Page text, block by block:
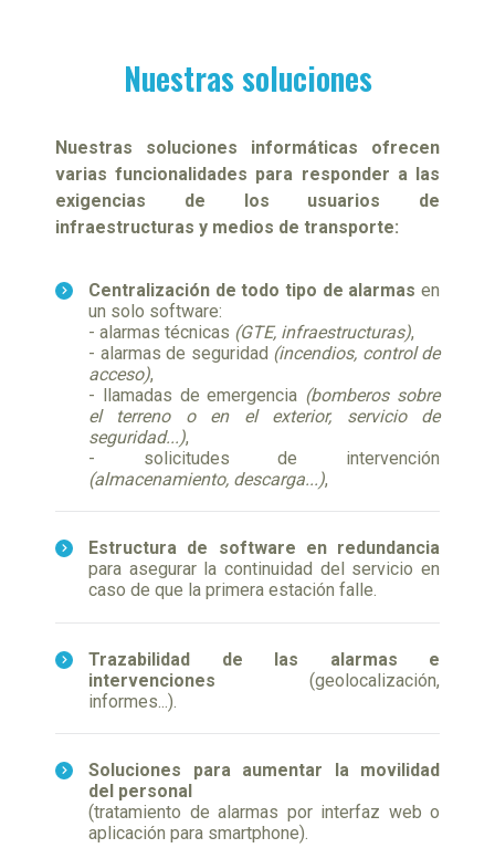
Nuestras soluciones
Nuestras soluciones informáticas ofrecen
varias funcionalidades para responder a las
exigencias de los usuarios de
infraestructuras y medios de transporte:
Centralización de todo tipo de alarmas en
un solo software:
- alarmas técnicas (GTE, infraestructuras),
- alarmas de seguridad (incendios, control de
acceso),
- llamadas de emergencia (bomberos sobre
el terreno o en el exterior, servicio de
seguridad...),
- solicitudes de intervención
(almacenamiento, descarga...),
Estructura de software en redundancia
para asegurar la continuidad del servicio en
caso de que la primera estación falle.
Trazabilidad de las alarmas e
intervenciones (geolocalización,
informes...).
Soluciones para aumentar la movilidad
del personal
(tratamiento de alarmas por interfaz web o
aplicación para smartphone).